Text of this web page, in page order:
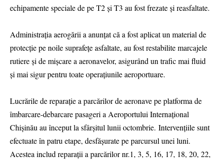
echipamente speciale de pe T2 și T3 au fost frezate și reasfaltate.
Administrația aerogării a anunțat că a fost aplicat un material de
protecție pe noile suprafețe asfaltate, au fost restabilite marcajele
rutiere și de mișcare a aeronavelor, asigurând un trafic mai fluid
și mai sigur pentru toate operațiunile aeroportuare.
Lucrările de reparație a parcărilor de aeronave pe platforma de
îmbarcare-debarcare pasageri a Aeroportului Internațional
Chișinău au început la sfârșitul lunii octombrie. Intervențiile sunt
efectuate în patru etape, desfășurate pe parcursul unei luni.
Acestea includ reparații a parcărilor nr.1, 3, 5, 16, 17, 18, 20, 22,